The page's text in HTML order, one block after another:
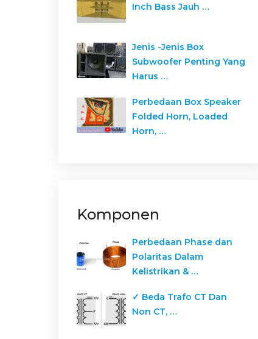
Inch Bass Jauh …
Jenis -Jenis Box
Subwoofer Penting Yang
Harus …
Perbedaan Box Speaker
Folded Horn, Loaded
Horn, …
Komponen
Perbedaan Phase dan
Polaritas Dalam
Kelistrikan & …
✓ Beda Trafo CT Dan
Non CT, …